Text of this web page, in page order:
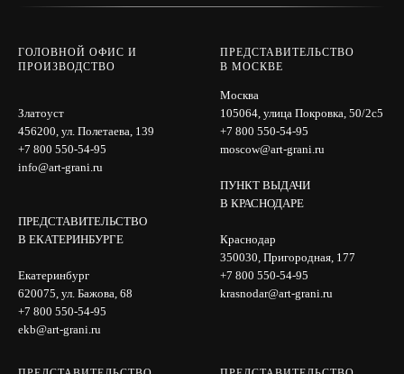
ГОЛОВНОЙ ОФИС И
ПРОИЗВОДСТВО
Златоуст
456200, ул. Полетаева, 139
+7 800 550-54-95
info@art-grani.ru
ПРЕДСТАВИТЕЛЬСТВО
В ЕКАТЕРИНБУРГЕ
Екатеринбург
620075, ул. Бажова, 68
+7 800 550-54-95
ekb@art-grani.ru
ПРЕДСТАВИТЕЛЬСТВО
В МОСКВЕ
Москва
105064, улица Покровка, 50/2с5
+7 800 550-54-95
moscow@art-grani.ru
ПУНКТ ВЫДАЧИ
В КРАСНОДАРЕ
Краснодар
350030, Пригородная, 177
+7 800 550-54-95
krasnodar@art-grani.ru